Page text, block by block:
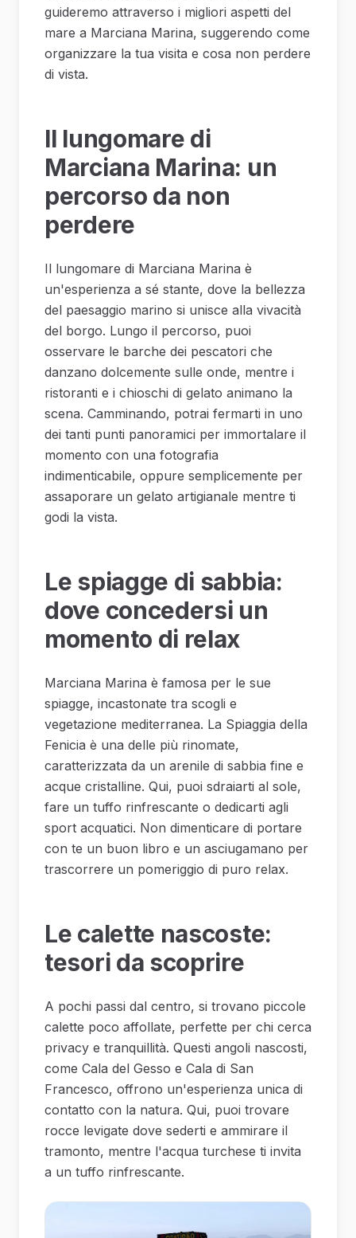
guideremo attraverso i migliori aspetti del
mare a Marciana Marina, suggerendo come
organizzare la tua visita e cosa non perdere
di vista.
Il lungomare di
Marciana Marina: un
percorso da non
perdere
Il lungomare di Marciana Marina è
un'esperienza a sé stante, dove la bellezza
del paesaggio marino si unisce alla vivacità
del borgo. Lungo il percorso, puoi
osservare le barche dei pescatori che
danzano dolcemente sulle onde, mentre i
ristoranti e i chioschi di gelato animano la
scena. Camminando, potrai fermarti in uno
dei tanti punti panoramici per immortalare il
momento con una fotografia
indimenticabile, oppure semplicemente per
assaporare un gelato artigianale mentre ti
godi la vista.
Le spiagge di sabbia:
dove concedersi un
momento di relax
Marciana Marina è famosa per le sue
spiagge, incastonate tra scogli e
vegetazione mediterranea. La Spiaggia della
Fenicia è una delle più rinomate,
caratterizzata da un arenile di sabbia fine e
acque cristalline. Qui, puoi sdraiarti al sole,
fare un tuffo rinfrescante o dedicarti agli
sport acquatici. Non dimenticare di portare
con te un buon libro e un asciugamano per
trascorrere un pomeriggio di puro relax.
Le calette nascoste:
tesori da scoprire
A pochi passi dal centro, si trovano piccole
calette poco affollate, perfette per chi cerca
privacy e tranquillità. Questi angoli nascosti,
come Cala del Gesso e Cala di San
Francesco, offrono un'esperienza unica di
contatto con la natura. Qui, puoi trovare
rocce levigate dove sederti e ammirare il
tramonto, mentre l'acqua turchese ti invita
a un tuffo rinfrescante.